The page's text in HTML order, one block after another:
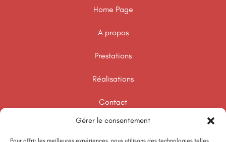
Gérer le consentement
Pour offrir les meilleures expériences, nous utilisons des technologies telles
Home Page
A propos
Prestations
Réalisations
Contact
Template Audit SEO